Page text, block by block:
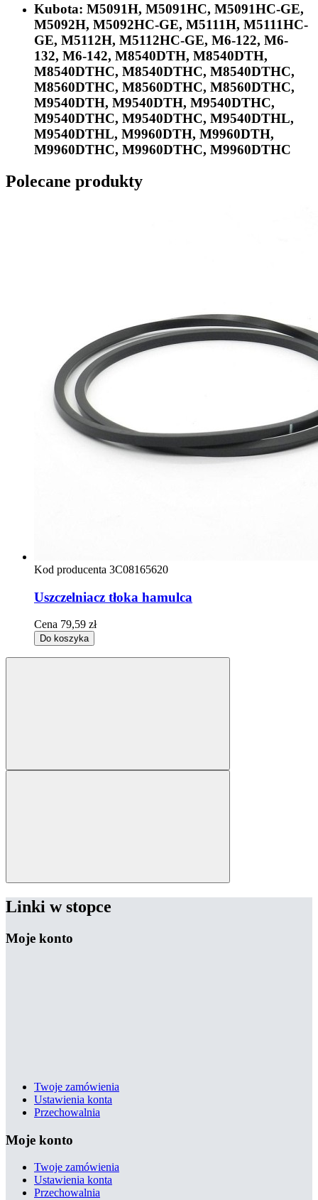
Kubota: M5091H, M5091HC, M5091HC-GE,
M5092H, M5092HC-GE, M5111H, M5111HC-
GE, M5112H, M5112HC-GE, M6-122, M6-
132, M6-142, M8540DTH, M8540DTH,
M8540DTHC, M8540DTHC, M8540DTHC,
M8560DTHC, M8560DTHC, M8560DTHC,
M9540DTH, M9540DTH, M9540DTHC,
M9540DTHC, M9540DTHC, M9540DTHL,
M9540DTHL, M9960DTH, M9960DTH,
M9960DTHC, M9960DTHC, M9960DTHC
Polecane produkty
Kod producenta 3C08165620
Uszczelniacz tłoka hamulca
Cena 79,59 zł
Do koszyka
Linki w stopce
Moje konto
Twoje zamówienia
Ustawienia konta
Przechowalnia
Moje konto
Twoje zamówienia
Ustawienia konta
Przechowalnia